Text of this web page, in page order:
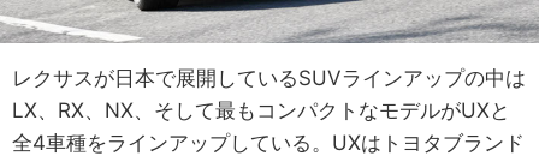
レクサスが日本で展開しているSUVラインアップの中は
LX、RX、NX、そして最もコンパクトなモデルがUXと
全4車種をラインアップしている。UXはトヨタブランド